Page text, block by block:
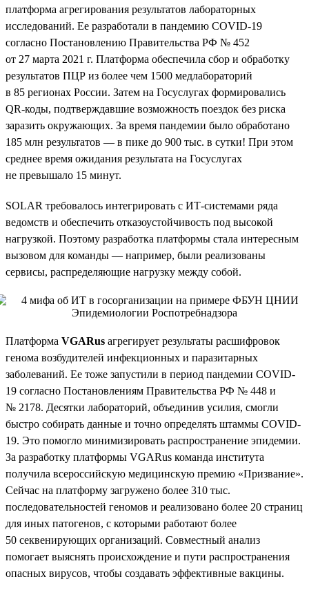
платформа агрегирования результатов лабораторных
исследований. Ее разработали в пандемию COVID-19
согласно Постановлению Правительства РФ № 452
от 27 марта 2021 г. Платформа обеспечила сбор и обработку
результатов ПЦР из более чем 1500 медлабораторий
в 85 регионах России. Затем на Госуслугах формировались
QR-коды, подтверждавшие возможность поездок без риска
заразить окружающих. За время пандемии было обработано
185 млн результатов — в пике до 900 тыс. в сутки! При этом
среднее время ожидания результата на Госуслугах
не превышало 15 минут.
SOLAR требовалось интегрировать с ИТ-системами ряда
ведомств и обеспечить отказоустойчивость под высокой
нагрузкой. Поэтому разработка платформы стала интересным
вызовом для команды — например, были реализованы
сервисы, распределяющие нагрузку между собой.
Платформа VGARus агрегирует результаты расшифровок
генома возбудителей инфекционных и паразитарных
заболеваний. Ее тоже запустили в период пандемии COVID-
19 согласно Постановлениям Правительства РФ № 448 и
№ 2178. Десятки лабораторий, объединив усилия, смогли
быстро собирать данные и точно определять штаммы COVID-
19. Это помогло минимизировать распространение эпидемии.
За разработку платформы VGARus команда института
получила всероссийскую медицинскую премию «Призвание».
Сейчас на платформу загружено более 310 тыс.
последовательностей геномов и реализовано более 20 страниц
для иных патогенов, с которыми работают более
50 секвенирующих организаций. Совместный анализ
помогает выяснять происхождение и пути распространения
опасных вирусов, чтобы создавать эффективные вакцины.